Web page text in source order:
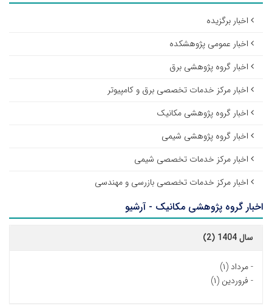
اخبار برگزیده
اخبار عمومی پژوهشکده
اخبار گروه پژوهشی برق
اخبار مرکز خدمات تخصصی برق و کامپیوتر
اخبار گروه پژوهشی مکانیک
اخبار گروه پژوهشی شیمی
اخبار مرکز خدمات تخصصی شیمی
اخبار مرکز خدمات تخصصی بازرسی و مهندسی
اخبار گروه پژوهشی مکانیک - آرشیو
سال 1404 (2)
-مرداد (۱)
- فروردین (۱)